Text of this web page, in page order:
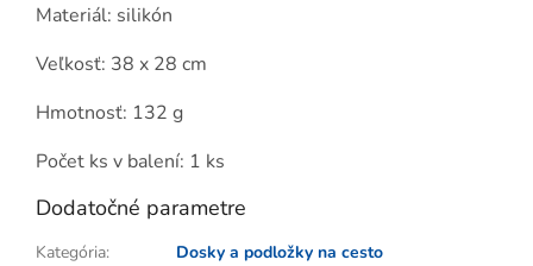
Materiál: silikón
Veľkosť: 38 x 28 cm
Hmotnosť: 132 g
Počet ks v balení: 1 ks
Dodatočné parametre
Kategória:
Dosky a podložky na cesto